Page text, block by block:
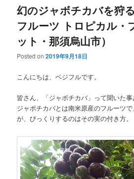
幻のジャボチカバを狩
フルーツ トロピカル・
ット・那須烏山市）
Posted on2019年9月18日
こんにちは、ベジフルです。
皆さん、「ジャボチカバ」って聞いた事
ジャボチカバとは南米原産のフルーツ
が、びっくりするのはその実の付き方。